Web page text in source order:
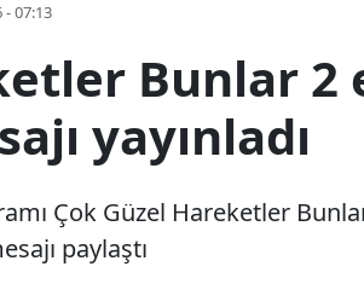
- 07:13
Bunlar 2
yayınladı
Çok Güzel Hareketler
paylaştı